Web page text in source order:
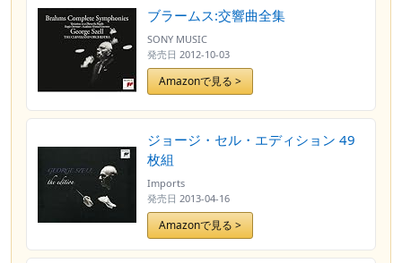
ブラームス:交響曲全集
SONY MUSIC
発売日 2012-10-03
Amazonで見る >
ジョージ・セル・エディション 49
枚組
Imports
発売日 2013-04-16
Amazonで見る >